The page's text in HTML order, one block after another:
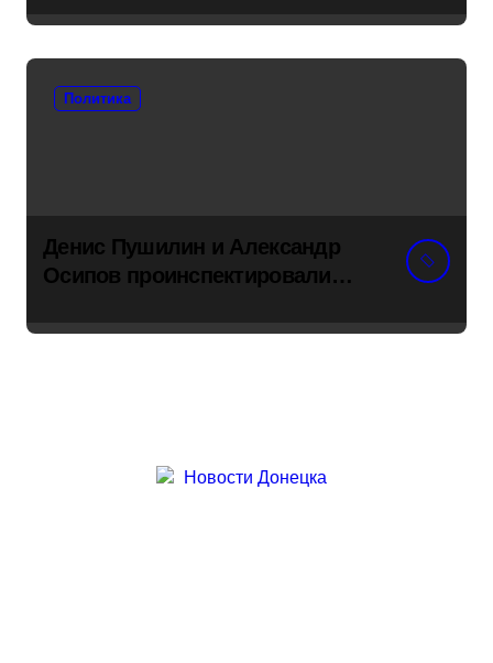
Политика
Денис Пушилин и Александр
Осипов проинспектировали
детсадов в поселке Новый